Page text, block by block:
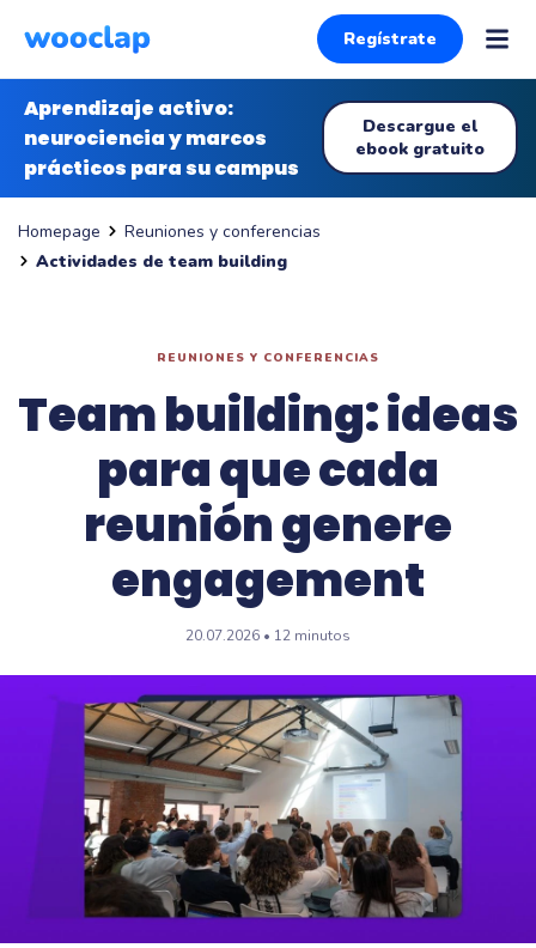
Regístrate
Aprendizaje activo:
neurociencia y marcos
prácticos para su campus
Descargue el
ebook gratuito
Homepage
Reuniones y conferencias
Actividades de team building
REUNIONES Y CONFERENCIAS
Team building: ideas
para que cada
reunión genere
engagement
20.07.2026 • 12 minutos